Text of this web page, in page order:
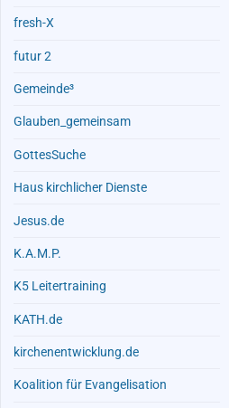
fresh-X
futur 2
Gemeinde³
Glauben_gemeinsam
GottesSuche
Haus kirchlicher Dienste
Jesus.de
K.A.M.P.
K5 Leitertraining
KATH.de
kirchenentwicklung.de
Koalition für Evangelisation